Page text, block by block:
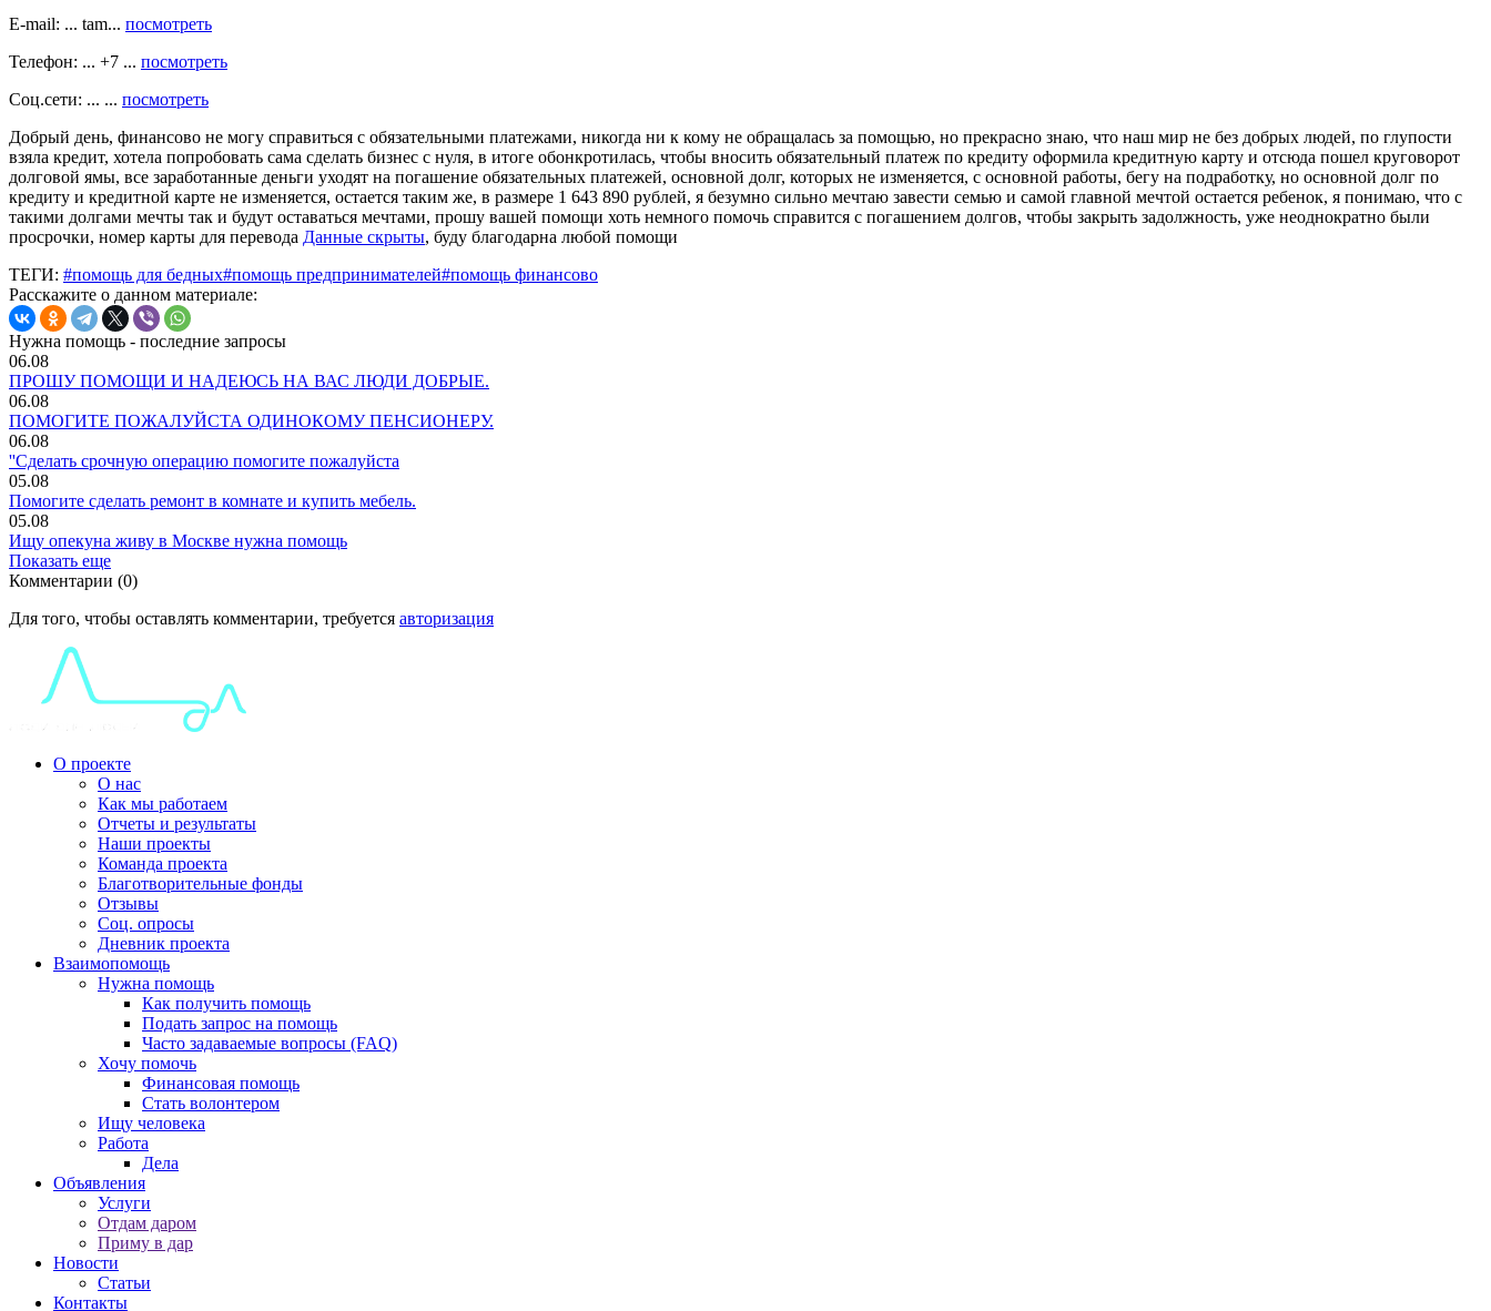
E-mail: ... tam... посмотреть
Телефон: ... +7 ... посмотреть
Соц.сети: ... ... посмотреть
Добрый день, финансово не могу справиться с обязательными платежами, никогда ни к кому не обращалась за помощью, но прекрасно знаю, что наш мир не без добрых людей, по глупости
взяла кредит, хотела попробовать сама сделать бизнес с нуля, в итоге обонкротилась, чтобы вносить обязательный платеж по кредиту оформила кредитную карту и отсюда пошел круговорот
долговой ямы, все заработанные деньги уходят на погашение обязательных платежей, основной долг, которых не изменяется, с основной работы, бегу на подработку, но основной долг по
кредиту и кредитной карте не изменяется, остается таким же, в размере 1 643 890 рублей, я безумно сильно мечтаю завести семью и самой главной мечтой остается ребенок, я понимаю, что с
такими долгами мечты так и будут оставаться мечтами, прошу вашей помощи хоть немного помочь справится с погашением долгов, чтобы закрыть задолжность, уже неоднократно были
просрочки, номер карты для перевода Данные скрыты, буду благодарна любой помощи
ТЕГИ: #помощь для бедных#помощь предпринимателей#помощь финансово
Расскажите о данном материале:
Нужна помощь - последние запросы
06.08
ПРОШУ ПОМОЩИ И НАДЕЮСЬ НА ВАС ЛЮДИ ДОБРЫЕ.
06.08
ПОМОГИТЕ ПОЖАЛУЙСТА ОДИНОКОМУ ПЕНСИОНЕРУ.
06.08
''Сделать срочную операцию помогите пожалуйста
05.08
Помогите сделать ремонт в комнате и купить мебель.
05.08
Ищу опекуна живу в Москве нужна помощь
Показать еще
Комментарии (0)
Для того, чтобы оставлять комментарии, требуется авторизация
О проекте
О нас
Как мы работаем
Отчеты и результаты
Наши проекты
Команда проекта
Благотворительные фонды
Отзывы
Соц. опросы
Дневник проекта
Взаимопомощь
Нужна помощь
Как получить помощь
Подать запрос на помощь
Часто задаваемые вопросы (FAQ)
Хочу помочь
Финансовая помощь
Стать волонтером
Ищу человека
Работа
Дела
Объявления
Услуги
Отдам даром
Приму в дар
Новости
Статьи
Контакты